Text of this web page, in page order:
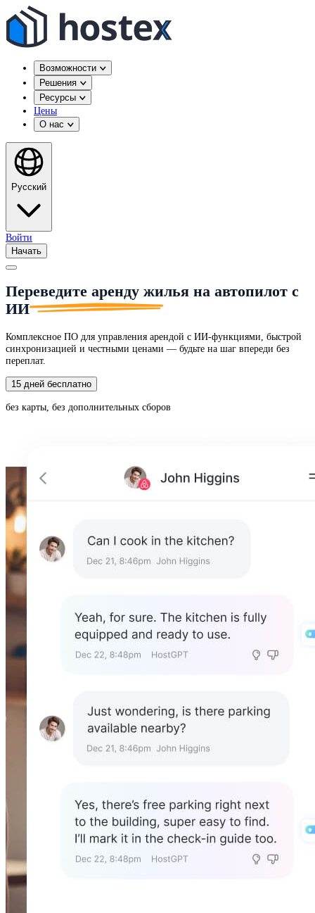
Возможности
Решения
Ресурсы
Цены
О нас
Русский
Войти
Начать
Переведите аренду жилья на автопилот с
ИИ
Комплексное ПО для управления арендой с ИИ-функциями, быстрой
синхронизацией и честными ценами — будьте на шаг впереди без
переплат.
15 дней бесплатно
без карты, без дополнительных сборов